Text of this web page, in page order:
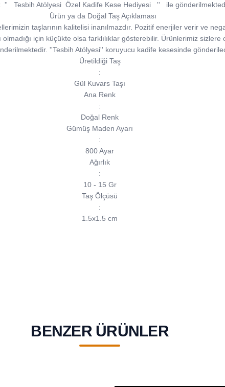
'' Tesbih AtölyesiÖzel Kadife Kese Hediyesi ''
ile
Ürün ya da Doğal Taş Açıklaması
taşlarının kalitelisi inanılmazdır. Pozitif enerjiler verir ve
olmadığı için küçükte olsa farklılıklar gösterebilir. Ürünlerimiz
''Tesbih Atölyesi'' koruyucu kadife kesesinde
Üretildiği Taş
:
Gül Kuvars Taşı
Ana Renk
:
Doğal Renk
Gümüş Maden Ayarı
:
800 Ayar
Ağırlık
:
10 - 15 Gr
Taş Ölçüsü
:
1.5x1.5 cm
BENZER ÜRÜNLER